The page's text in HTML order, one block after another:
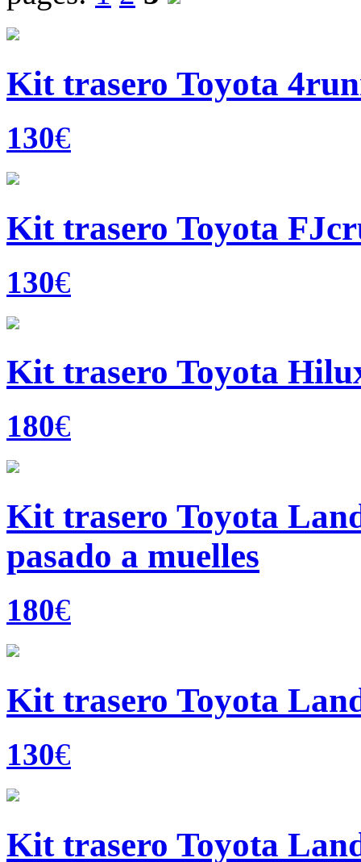
Kit trasero Toyota
130€
Kit trasero Toyota
130€
Kit trasero Toyota
180€
Kit trasero Toyota
pasado a muelles
180€
Kit trasero Toyota
130€
Kit trasero Toyota